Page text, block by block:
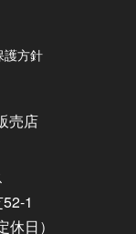
売店
1
日）
護方針